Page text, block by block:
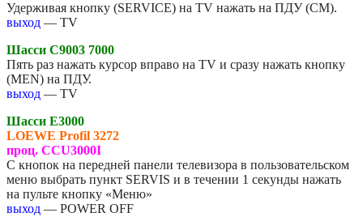
Удерживая кнопку (SERVICE) на TV нажать на ПДУ (СМ).
выход — TV
Шасси C9003 7000
Пять раз нажать курсор вправо на TV и сразу нажать кнопку
(МЕN) на ПДУ.
выход — TV
Шасси E3000
LOEWE Profil 3272
проц. CCU3000I
С кнопок на передней панели телевизора в пользовательском
меню выбрать пункт SERVIS и в течении 1 секунды нажать
на пульте кнопку «Меню»
выход — POWER OFF